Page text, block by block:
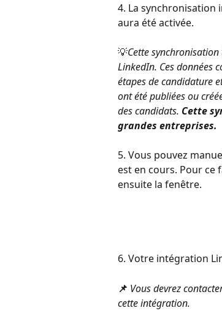
4. La synchronisation
aura été activée.
💡Cette
LinkedIn. Ces données
étapes de candidature
ont été publiées ou
des candidats. Cette
grandes entreprises.
5. Vous pouvez
est en cours. Pour ce
ensuite la fenêtre.
6. Votre intégration
📌 Vous devrez
cette intégration.